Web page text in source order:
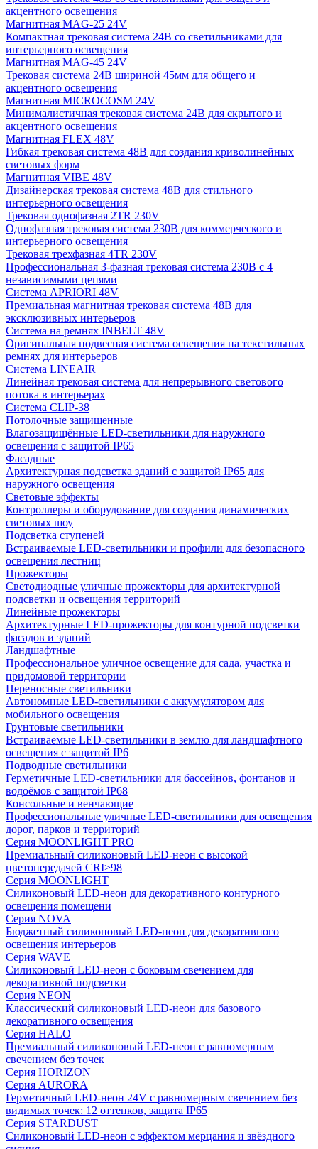
акцентного освещения
Магнитная MAG-25 24V
Компактная трековая система 24В со светильниками для
интерьерного освещения
Магнитная MAG-45 24V
Трековая система 24В шириной 45мм для общего и
акцентного освещения
Магнитная MICROCOSM 24V
Минималистичная трековая система 24В для скрытого и
акцентного освещения
Магнитная FLEX 48V
Гибкая трековая система 48В для создания криволинейных
световых форм
Магнитная VIBE 48V
Дизайнерская трековая система 48В для стильного
интерьерного освещения
Трековая однофазная 2TR 230V
Однофазная трековая система 230В для коммерческого и
интерьерного освещения
Трековая трехфазная 4TR 230V
Профессиональная 3-фазная трековая система 230В с 4
независимыми цепями
Система APRIORI 48V
Премиальная магнитная трековая система 48В для
эксклюзивных интерьеров
Система на ремнях INBELT 48V
Оригинальная подвесная система освещения на текстильных
ремнях для интерьеров
Система LINEAIR
Линейная трековая система для непрерывного светового
потока в интерьерах
Система CLIP-38
Потолочные защищенные
Влагозащищённые LED-светильники для наружного
освещения с защитой IP65
Фасадные
Архитектурная подсветка зданий с защитой IP65 для
наружного освещения
Световые эффекты
Контроллеры и оборудование для создания динамических
световых шоу
Подсветка ступеней
Встраиваемые LED-светильники и профили для безопасного
освещения лестниц
Прожекторы
Светодиодные уличные прожекторы для архитектурной
подсветки и освещения территорий
Линейные прожекторы
Архитектурные LED-прожекторы для контурной подсветки
фасадов и зданий
Ландшафтные
Профессиональное уличное освещение для сада, участка и
придомовой территории
Переносные светильники
Автономные LED-светильники с аккумулятором для
мобильного освещения
Грунтовые светильники
Встраиваемые LED-светильники в землю для ландшафтного
освещения с защитой IP6
Подводные светильники
Герметичные LED-светильники для бассейнов, фонтанов и
водоёмов с защитой IP68
Консольные и венчающие
Профессиональные уличные LED-светильники для освещения
дорог, парков и территорий
Серия MOONLIGHT PRO
Премиальный силиконовый LED-неон с высокой
цветопередачей CRI>98
Серия MOONLIGHT
Силиконовый LED-неон для декоративного контурного
освещения помещени
Серия NOVA
Бюджетный силиконовый LED-неон для декоративного
освещения интерьеров
Серия WAVE
Силиконовый LED-неон с боковым свечением для
декоративной подсветки
Серия NEON
Классический силиконовый LED-неон для базового
декоративного освещения
Серия HALO
Премиальный силиконовый LED-неон с равномерным
свечением без точек
Серия HORIZON
Серия AURORA
Герметичный LED-неон 24V с равномерным свечением без
видимых точек: 12 оттенков, защита IP65
Серия STARDUST
Силиконовый LED-неон с эффектом мерцания и звёздного